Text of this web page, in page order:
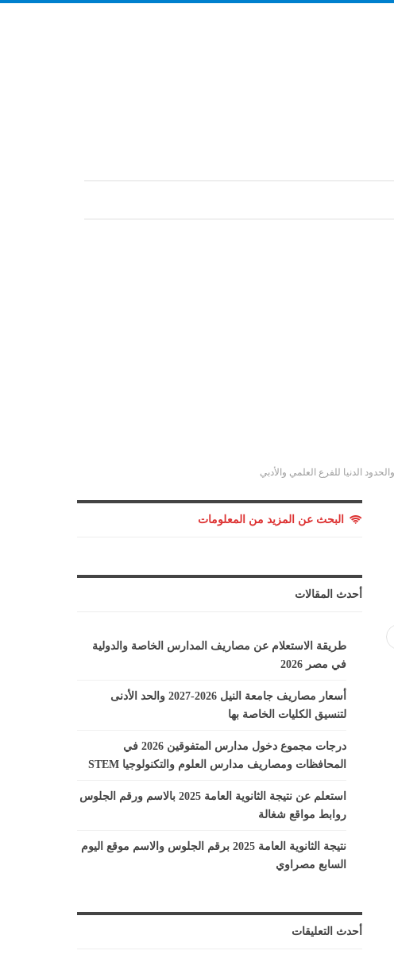
البحث عن المزيد من المعلومات
أحدث المقالات
طريقة الاستعلام عن مصاريف المدارس الخاصة والدولية
في مصر 2026
أسعار مصاريف جامعة النيل 2026-2027 والحد الأدنى
لتنسيق الكليات الخاصة بها
درجات مجموع دخول مدارس المتفوقين 2026 في
المحافظات ومصاريف مدارس العلوم والتكنولوجيا STEM
استعلم عن نتيجة الثانوية العامة 2025 بالاسم ورقم الجلوس
روابط مواقع شغالة
نتيجة الثانوية العامة 2025 برقم الجلوس والاسم موقع اليوم
السابع مصراوي
أحدث التعليقات